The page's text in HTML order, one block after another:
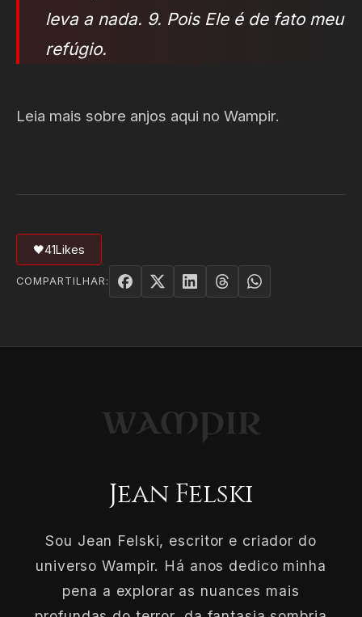
leva a nada. 9. Pois Ele é de fato meu
refúgio.
Leia mais sobre anjos aqui no Wampir.
🖤41Likes
COMPARTILHAR:
Jean Felski
Sou Jean Felski, escritor e criador do
universo Wampir. Há anos dedico minha
pena a explorar as nuances mais